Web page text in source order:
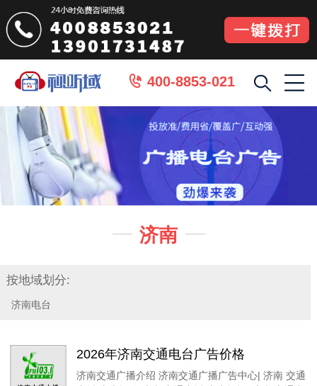
 400-8853-021
 济南 
按地域划分:
济南电台
2026年济南交通电台广告价格
济南交通广播介绍 济南交通广播广告中心| 济南 交通